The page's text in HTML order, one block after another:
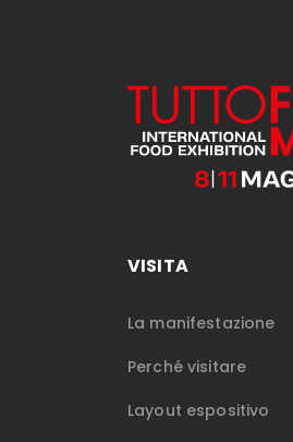
VISITA
La manifestazione
Perché visitare
Layout espositivo